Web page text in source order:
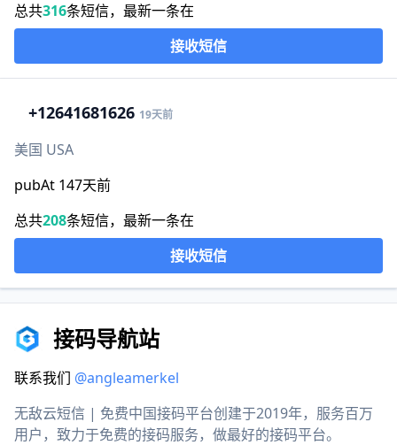
总共316条短信，最新一条在
接收短信
+12641681626 19天前
美国 USA
pubAt 147天前
总共208条短信，最新一条在
接收短信
接码导航站
联系我们 @angleamerkel
无敌云短信 | 免费中国接码平台创建于2019年，服务百万
用户，致力于免费的接码服务，做最好的接码平台。